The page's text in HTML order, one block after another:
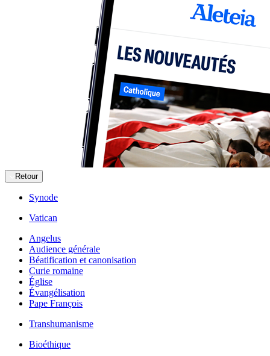
Retour
Synode
Vatican
Angelus
Audience générale
Béatification et canonisation
Curie romaine
Église
Évangélisation
Pape François
Transhumanisme
Bioéthique